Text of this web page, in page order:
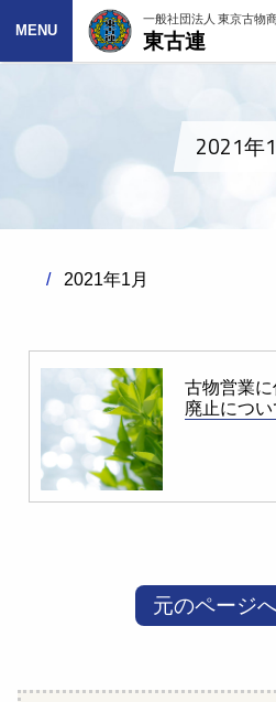
MENU
一般社団法人 東京古物
東古連
2021年
2021年1月
古物営業
廃止につ
元のページ